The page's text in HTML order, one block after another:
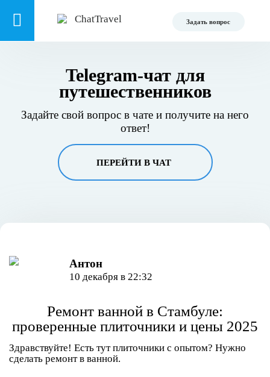
Задать вопрос
Telegram-чат для
путешественников
Задайте свой вопрос в чате и получите на него
ответ!
ПЕРЕЙТИ В ЧАТ
Антон
10 декабря в 22:32
Ремонт ванной в Стамбуле:
проверенные плиточники и цены 2025
Здравствуйте! Есть тут плиточники с опытом? Нужно
сделать ремонт в ванной.